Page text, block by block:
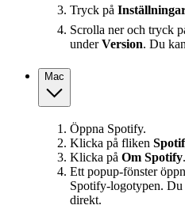
Tryck på
Scrolla ner och tryck
underVersion. Du
Mac
Öppna Spotify.
Klicka på fliken
Klicka på Om Spotify.
Ett popup‑fönster
Spotify‑logotypen.
direkt.